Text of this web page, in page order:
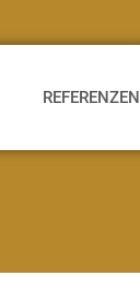
REFERENZEN